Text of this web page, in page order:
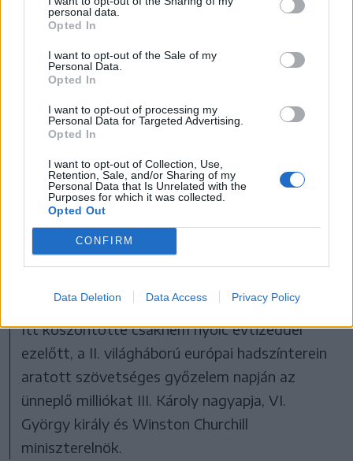
personal data.
Opted In
I want to opt-out of the Sale of my
Personal Data.
Opted In
I want to opt-out of processing my
Personal Data for Targeted Advertising.
Opted In
I want to opt-out of Collection, Use,
Retention, Sale, and/or Sharing of my
Personal Data that Is Unrelated with the
Purposes for which it was collected.
Opted Out
CONFIRM
Data Deletion Data Access Privacy Policy
család több tagja
megjelenik a palota híres
erkélyén és üdvözli a
tiszteletükre összegyűlt
tömeget.
Ez lesz III. Károly király első ceremoniális
megjelenése uralkodóként a Buckingham-
palota teraszán, amelyre a királyi család tagjai
rendszerint történelmi jelentőségű események
alkalmából lépnek ki.
Itt köszöntötte csaknem nyolc évtizeddel
ezelőtt, a II. világháború európai hadszínterein
aratott szövetséges győzelem napján az
ünneplő milliókat III. Károly nagyapja, VI.
György király és Winston Churchill
miniszterelnök.